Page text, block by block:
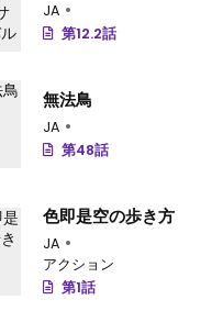
JA
第12.2話
無法鳥
JA
第48話
色即是空の歩き方
JA
アクション
第1話